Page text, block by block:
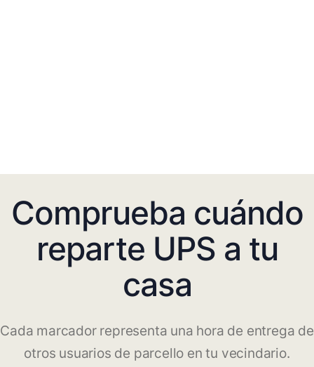
Comprueba cuándo
reparte UPS a tu
casa
Cada marcador representa una hora de entrega de
otros usuarios de parcello en tu vecindario.